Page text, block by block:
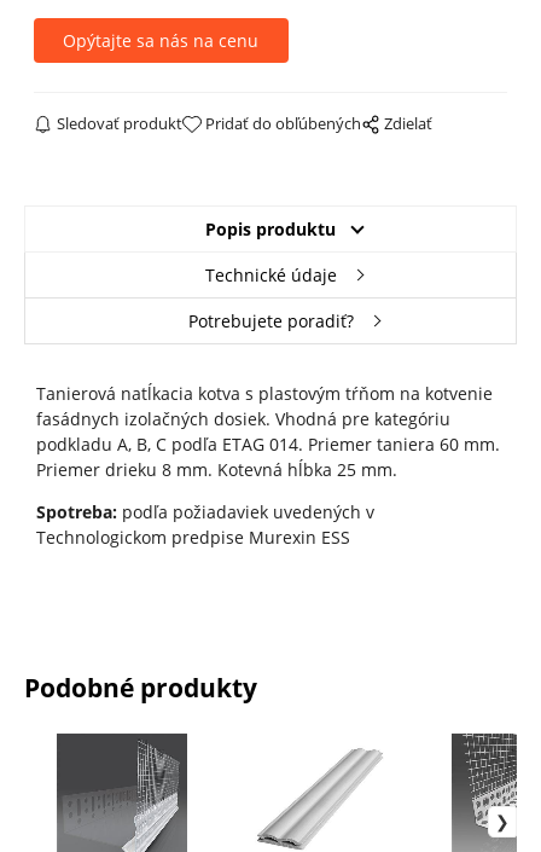
Opýtajte sa nás na cenu
Sledovať produkt Pridať do obľúbených Zdielať
Popis produktu
Technické údaje
Potrebujete poradiť?
Tanierová natĺkacia kotva s plastovým tŕňom na kotvenie
fasádnych izolačných dosiek. Vhodná pre kategóriu
podkladu A, B, C podľa ETAG 014. Priemer taniera 60 mm.
Priemer drieku 8 mm. Kotevná hĺbka 25 mm.
Spotreba:podľa požiadaviek uvedených v
Technologickom predpise Murexin ESS
Podobné produkty